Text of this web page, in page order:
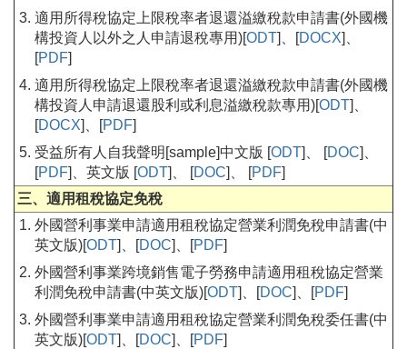
適用所得稅協定上限稅率者退還溢繳稅款申請書(外國機
構投資人以外之人申請退稅專用)[ODT]、[DOCX]、
[PDF]
適用所得稅協定上限稅率者退還溢繳稅款申請書(外國機
構投資人申請退還股利或利息溢繳稅款專用)[ODT]、
[DOCX]、[PDF]
受益所有人自我聲明[sample]中文版 [ODT]、 [DOC]、
[PDF]、英文版 [ODT]、 [DOC]、 [PDF]
三、適用租稅協定免稅
外國營利事業申請適用租稅協定營業利潤免稅申請書(中
英文版)[ODT]、[DOC]、[PDF]
外國營利事業跨境銷售電子勞務申請適用租稅協定營業
利潤免稅申請書(中英文版)[ODT]、[DOC]、[PDF]
外國營利事業申請適用租稅協定營業利潤免稅委任書(中
英文版)[ODT]、[DOC]、[PDF]